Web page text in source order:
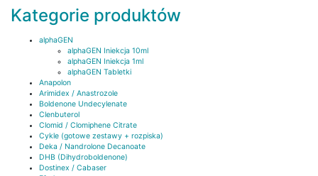
Kategorie produktów
alphaGEN
alphaGEN Iniekcja 10ml
alphaGEN Iniekcja 1ml
alphaGEN Tabletki
Anapolon
Arimidex / Anastrozole
Boldenone Undecylenate
Clenbuterol
Clomid / Clomiphene Citrate
Cykle (gotowe zestawy + rozpiska)
Deka / Nandrolone Decanoate
DHB (Dihydroboldenone)
Dostinex / Cabaser